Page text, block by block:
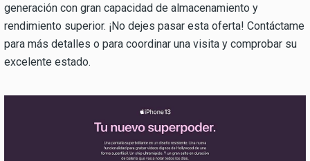
generación con gran capacidad de almacenamiento y
rendimiento superior. ¡No dejes pasar esta oferta! Contáctame
para más detalles o para coordinar una visita y comprobar su
excelente estado.